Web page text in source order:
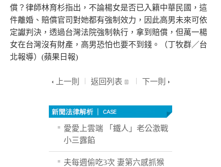
償？律師林育杉指出，不論楊女是否已入籍中華民國，這
件離婚、賠償官司對她都有強制效力，因此高男未來可依
定讞判決，透過台灣法院強制執行，拿到賠償，但萬一楊
女在台灣沒有財產，高男恐怕也要不到錢。（丁牧群／台
北報導）(蘋果日報)
上一則 返回列表 下一則
愛愛上雲端 「鐵人」老公激戰
小三露餡
夫每週偷吃3次 妻第六感抓猴